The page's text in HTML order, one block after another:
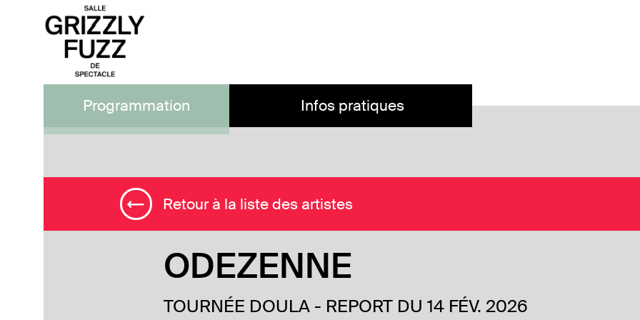
Programmation Infos pratiques
Retour à la liste des artistes
ODEZENNE
TOURNÉE DOULA - REPORT DU 14 FÉV. 2026